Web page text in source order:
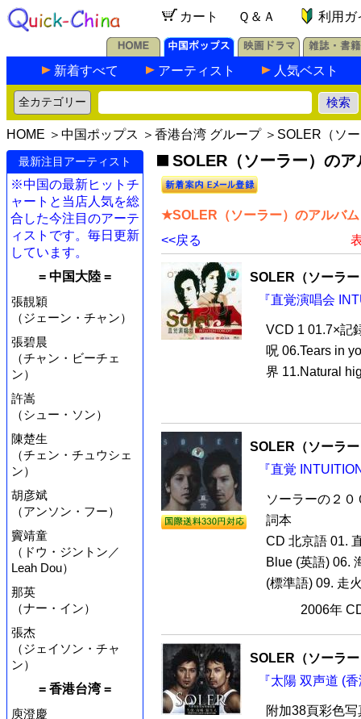
カート Ｑ＆Ａ 利用ガ
新着すべて アーティスト 人気ベスト
HOME ＞ 中国ポップス ＞ 香港台湾 グループ＞SOLER（ソ
最新注目アーティスト
※中国の最新ヒットチ
ャートと当店人気を総
合した今注目のアーテ
ィストです。毎日更新
しています。
= 中国大陸 =
張靚穎
（ジェーン・チャン）
張碧晨
（チャン・ビーチェ
ン）
許嵩
（シュー・ソン）
陳楚生
（チェン・チュウシェ
ン）
胡彦斌
（アンソン・フー）
竇靖童
（ドウ・ジントン／
Leah Dou）
那英
（ナー・イン）
張杰
（ジェイソン・チャ
ン）
= 香港台湾 =
庾澄慶
SOLER（ソーラー）の
★SOLER（ソーラー）のアルバ
<<戻る
SOLER（ソーラ
『直覚演唱会
VCD 1 01.7×記
呪 06.Tears in
界 11.Natural
SOLER（ソーラ
『直覚
ソーラーの２
詞本
CD 北京語 01.
Blue (英語) 06.
(標準語) 09. 走
2006年
SOLER（ソーラ
『太陽 双声道 (
附加38頁彩色